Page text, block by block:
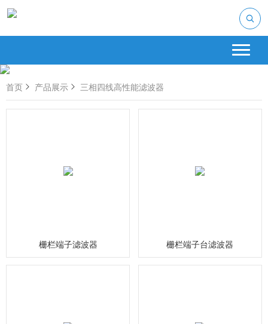
首页 产品展示 三相四线高性能滤波器
栅栏端子滤波器 栅栏端子台滤波器